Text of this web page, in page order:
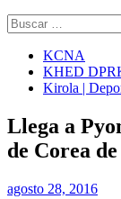
Buscar:
KCNA
KHED
Kirola |
Llega a
de Corea
agosto 28, 2016